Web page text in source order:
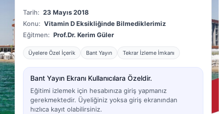
Tarih: 23 Mayıs 2018
Konu: Vitamin D Eksikliğinde Bilmediklerimiz
Eğitmen: Prof.Dr. Kerim Güler
Üyelere Özel İçerik Bant Yayın Tekrar İzleme İmkanı
Bant Yayın Ekranı Kullanıcılara Özeldir.
Eğitimi izlemek için hesabınıza giriş yapmanız
gerekmektedir. Üyeliğiniz yoksa giriş ekranından
hızlıca kayıt olabilirsiniz.